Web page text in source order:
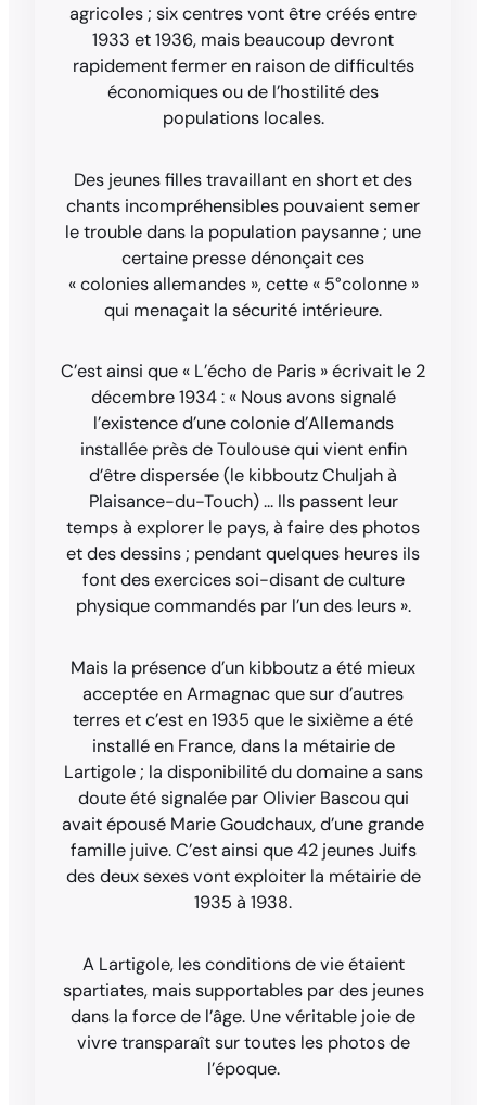
agricoles ; six centres vont être créés entre
1933 et 1936, mais beaucoup devront
rapidement fermer en raison de difficultés
économiques ou de l’hostilité des
populations locales.
Des jeunes filles travaillant en short et des
chants incompréhensibles pouvaient semer
le trouble dans la population paysanne ; une
certaine presse dénonçait ces
« colonies allemandes », cette « 5°colonne »
qui menaçait la sécurité intérieure.
C’est ainsi que « L’écho de Paris » écrivait le 2
décembre 1934 : « Nous avons signalé
l’existence d’une colonie d’Allemands
installée près de Toulouse qui vient enfin
d’être dispersée (le kibboutz Chuljah à
Plaisance-du-Touch) … Ils passent leur
temps à explorer le pays, à faire des photos
et des dessins ; pendant quelques heures ils
font des exercices soi-disant de culture
physique commandés par l’un des leurs ».
Mais la présence d’un kibboutz a été mieux
acceptée en Armagnac que sur d’autres
terres et c’est en 1935 que le sixième a été
installé en France, dans la métairie de
Lartigole ; la disponibilité du domaine a sans
doute été signalée par Olivier Bascou qui
avait épousé Marie Goudchaux, d’une grande
famille juive. C’est ainsi que 42 jeunes Juifs
des deux sexes vont exploiter la métairie de
1935 à 1938.
A Lartigole, les conditions de vie étaient
spartiates, mais supportables par des jeunes
dans la force de l’âge. Une véritable joie de
vivre transparaît sur toutes les photos de
l’époque.